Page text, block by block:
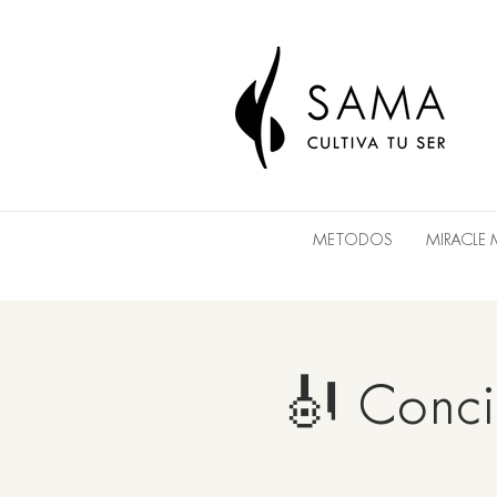
METODOS
🎻